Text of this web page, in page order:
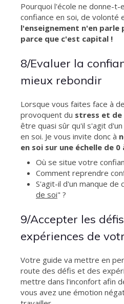
Pourquoi l'école ne donne-t-
confiance en soi, de volonté
l'enseignement n'en parle
parce que c'est capital !
8/Evaluer la
mieux rebondir
Lorsque vous faites face à
provoquent du stress et
être quasi sûr qu'il s'agit
en soi. Je vous invite donc à
en soi sur une échelle de 0
Où se situe votre
Comment reprendre
S'agit-il d'un manque de
de soi" ?
9/Accepter les
expériences de
Votre guide va mettre en
route des défis et des
mettre dans l'inconfort afin
vous avez une émotion